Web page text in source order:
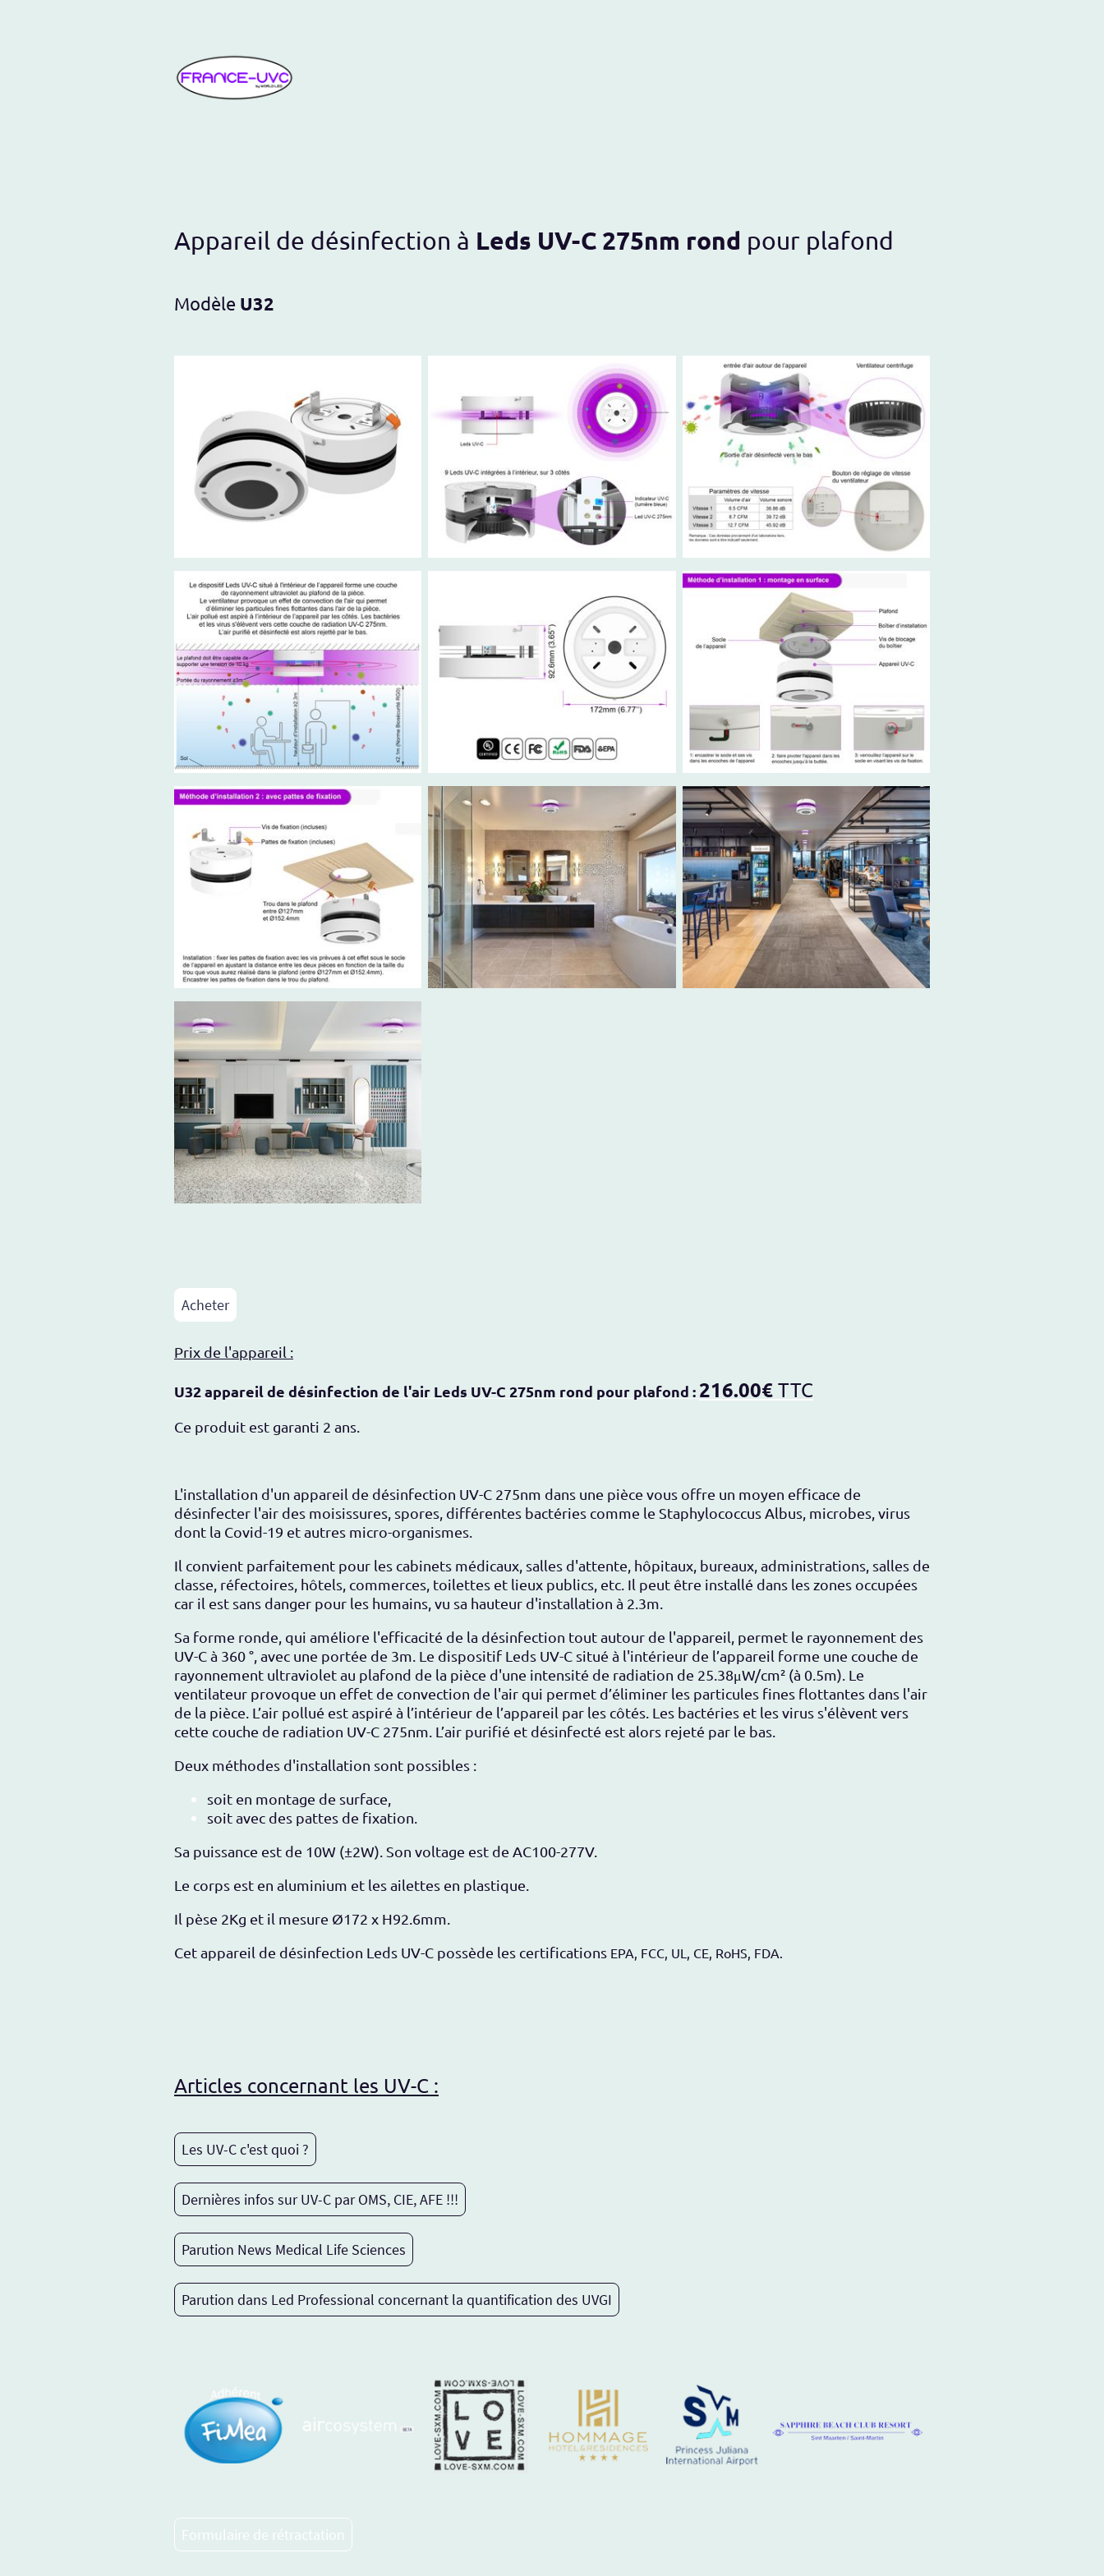
Appareil de désinfection à Leds UV-C 275nm rond pour plafond
Modèle U32
Acheter
Prix de l'appareil :
U32 appareil de désinfection de l'air Leds UV-C 275nm rond pour plafond : 216.00€ TTC
Ce produit est garanti 2 ans.
L'installation d'un appareil de désinfection UV-C 275nm dans une pièce vous offre un moyen efficace de
désinfecter l'air des moisissures, spores, différentes bactéries comme le Staphylococcus Albus, microbes, virus
dont la Covid-19 et autres micro-organismes.
Il convient parfaitement pour les cabinets médicaux, salles d'attente, hôpitaux, bureaux, administrations, salles de
classe, réfectoires, hôtels, commerces, toilettes et lieux publics, etc. Il peut être installé dans les zones occupées
car il est sans danger pour les humains, vu sa hauteur d'installation à 2.3m.
Sa forme ronde, qui améliore l'efficacité de la désinfection tout autour de l'appareil, permet le rayonnement des
UV-C à 360 °, avec une portée de 3m. Le dispositif Leds UV-C situé à l'intérieur de l’appareil forme une couche de
rayonnement ultraviolet au plafond de la pièce d'une intensité de radiation de 25.38μW/cm² (à 0.5m). Le
ventilateur provoque un effet de convection de l'air qui permet d’éliminer les particules fines flottantes dans l'air
de la pièce. L’air pollué est aspiré à l’intérieur de l’appareil par les côtés. Les bactéries et les virus s'élèvent vers
cette couche de radiation UV-C 275nm. L’air purifié et désinfecté est alors rejeté par le bas.
Deux méthodes d'installation sont possibles :
soit en montage de surface,
soit avec des pattes de fixation.
Sa puissance est de 10W (±2W). Son voltage est de AC100-277V.
Le corps est en aluminium et les ailettes en plastique.
Il pèse 2Kg et il mesure Ø172 x H92.6mm.
Cet appareil de désinfection Leds UV-C possède les certifications EPA, FCC, UL, CE, RoHS, FDA.
Articles concernant les UV-C :
Les UV-C c'est quoi ?
Dernières infos sur UV-C par OMS, CIE, AFE !!!
Parution News Medical Life Sciences
Parution dans Led Professional concernant la quantification des UVGI
Formulaire de rétractation